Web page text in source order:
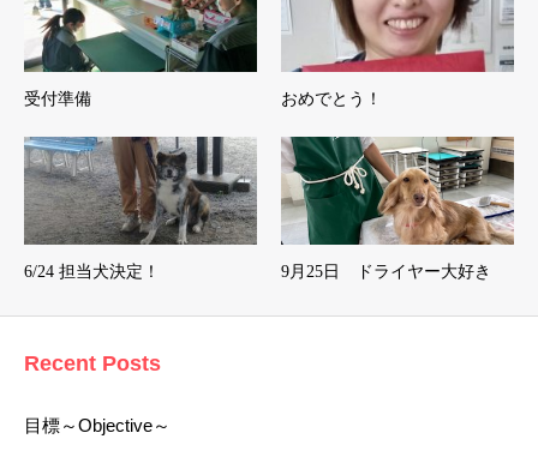
受付準備 おめでとう！
6/24 担当犬決定！ 9月25日 ドライヤー大好き
Recent Posts
目標～Objective～